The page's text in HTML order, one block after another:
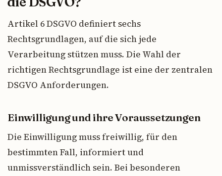
Artikel 6 DSGVO definiert sechs
Rechtsgrundlagen, auf die sich jede
Verarbeitung stützen muss. Die Wahl der
richtigen Rechtsgrundlage ist eine der zentralen
DSGVO Anforderungen.
Einwilligung und ihre Voraussetzungen
Die Einwilligung muss freiwillig, für den
bestimmten Fall, informiert und
unmissverständlich sein. Bei besonderen